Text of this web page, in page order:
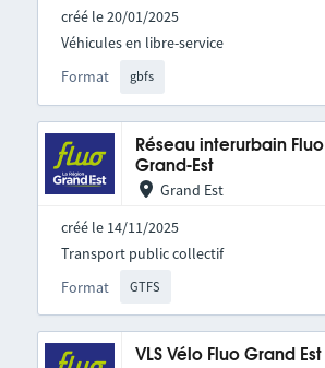
créé le 20/01/2025
Format gbfs
Véhicules en libre-service
Réseau interurbain Fluo
Grand-Est
Grand Est
créé le 14/11/2025
Format GTFS
Transport public collectif
VLS Vélo Fluo Grand Est